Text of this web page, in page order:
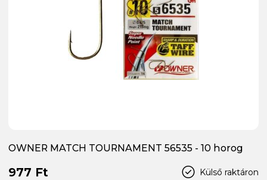
OWNER MATCH TOURNAMENT 56535 - 10 horog
Külső raktáron
977 Ft